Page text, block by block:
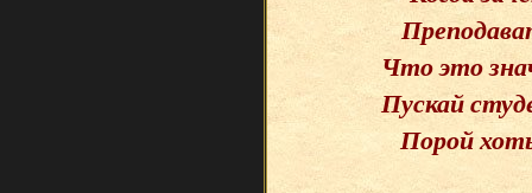
Что это
Пускай
Порой